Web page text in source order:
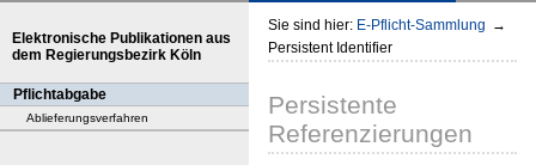
Elektronische Publikationen aus
dem Regierungsbezirk Köln
Pflichtabgabe
Ablieferungsverfahren
Sie sind hier: E-Pflicht-Sammlung →
Persistent Identifier
Persistente
Referenzierungen